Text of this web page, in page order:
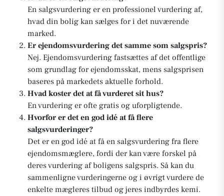
En salgsvurdering er en professionel vurdering af,
hvad din bolig kan sælges for i det nuværende
marked.
Er ejendomsvurdering det samme som salgspris?
Nej. Ejendomsvurdering fastsættes af det offentlige
som grundlag for ejendomsskat, mens salgsprisen
baseres på markedets aktuelle forhold.
Hvad koster det at få vurderet sit hus?
En vurdering er ofte gratis og uforpligtende.
Hvorfor er det en god idé at få flere
salgsvurderinger?
Det er en god idé at få en salgsvurdering fra flere
ejendomsmæglere, fordi der kan være forskel på
deres vurdering af boligens salgspris. Så kan du
sammenligne vurderingerne og i øvrigt vurdere de
enkelte mægleres tilbud og jeres indbyrdes kemi.